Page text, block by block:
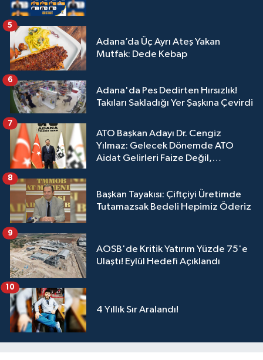
Adana’da Üç Ayrı Ateş Yakan
Mutfak: Dede Kebap
5
Adana'da Pes Dedirten Hırsızlık!
Takıları Sakladığı Yer Şaşkına Çevirdi
6
ATO Başkan Adayı Dr. Cengiz
Yılmaz: Gelecek Dönemde ATO
Aidat Gelirleri Faize Değil,
7
Başkan Tayakısı: Çiftçiyi Üretimde
Tutamazsak Bedeli Hepimiz Öderiz
8
AOSB'de Kritik Yatırım Yüzde 75'e
Ulaştı! Eylül Hedefi Açıklandı
9
4 Yıllık Sır Aralandı!
10